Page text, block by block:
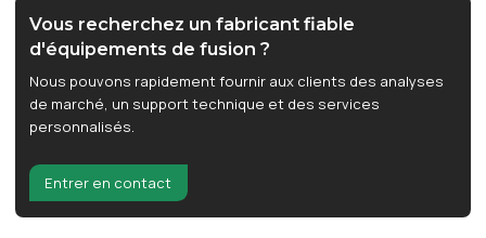
Vous recherchez un fabricant fiable
d'équipements de fusion ?
Nous pouvons rapidement fournir aux clients des analyses
de marché, un support technique et des services
personnalisés.
Entrer en contact